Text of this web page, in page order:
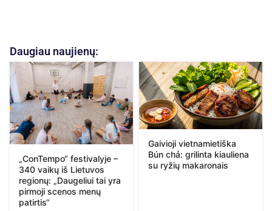
Daugiau naujienų:
„ConTempo“ festivalyje –
340 vaikų iš Lietuvos
regionų: „Daugeliui tai yra
pirmoji scenos menų
patirtis“
Gaivioji vietnamietiška
Bún chả: grilinta kiauliena
su ryžių makaronais